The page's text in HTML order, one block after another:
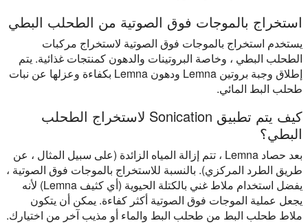
استخراج بالموجات فوق الصوتية من الطحلب البطي
يستخدم استخراج بالموجات فوق الصوتية لاستخراج مركبات
الطحلب البطي ، وخاصة البروتينات والدهون كمنتجات غذائية. يتم
إطلاق وجبة بروتين Lemna ودهون Lemna بكفاءة وعزلها عن نبات
طحلب البط المائي.
كيف يتم تطبيق Sonication لاستخراج الطحلب
البطي؟
بعد حصاد Lemna ، تتم إزالة المياه الزائدة (على سبيل المثال ، عن
طريق الطرد المركزي). بالنسبة للاستخراج بالموجات فوق الصوتية ،
يفضل استخدام ملاط غني بالكتلة الحيوية (أي كثيف Lemna) لأنه
يجعل عملية الموجات فوق الصوتية أكثر كفاءة. يمكن أن يتكون
ملاط طحلب البط من طحلب البط والماء أو مذيب آخر من اختيارك.